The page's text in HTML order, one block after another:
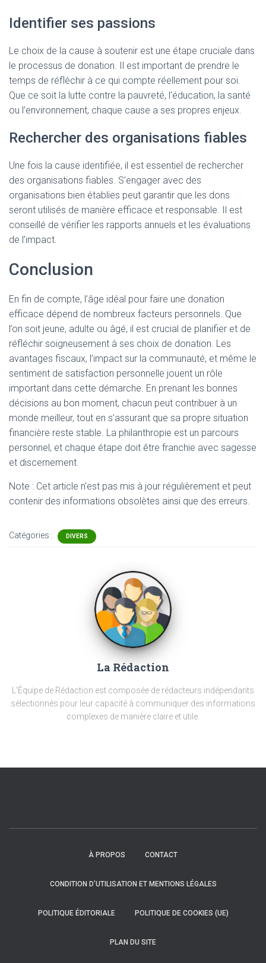
Identifier ses passions
Le choix de la cause à soutenir est une étape cruciale dans
le processus de donation. Il est important de prendre le
temps de réfléchir à ce qui compte réellement pour soi.
Que ce soit la lutte contre la pauvreté, l’éducation, la santé
ou l’environnement, chaque cause a ses propres enjeux.
Rechercher des organisations fiables
Une fois la cause identifiée, il est essentiel de rechercher
des organisations fiables. S’engager avec des
organisations bien établies peut garantir que les dons
seront utilisés de manière efficace et responsable. Il est
conseillé de vérifier les rapports annuels et les évaluations
de l’impact.
Conclusion
En fin de compte, l’âge idéal pour faire une donation
efficace dépend de nombreux facteurs personnels. Que
l’on soit jeune, adulte ou âgé, il est crucial de planifier et de
réfléchir soigneusement à ses choix de donation. Les
avantages fiscaux, l’impact sur la communauté, et même le
sentiment de satisfaction personnelle jouent un rôle
important dans cette démarche. En prenant les bonnes
décisions au bon moment, chacun peut contribuer à un
monde meilleur, tout en s’assurant que sa propre situation
financière reste stable. La philanthropie est un parcours
personnel, et chaque étape doit être franchie avec sagesse
et discernement.
Note : Cet article n'est pas mis à jour régulièrement et peut
contenir des informations obsolètes ainsi que des erreurs.
Catégories : DIVERS
La Rédaction
L'Équipe de Rédaction est composée de rédacteurs indépendants
sélectionnés pour leur capacité à communiquer des informations
complexes de manière claire et utile.
À PROPOS CONTACT
CONDITION D’UTILISATION ET MENTIONS LÉGALES
POLITIQUE ÉDITORIALE POLITIQUE DE COOKIES (UE)
PLAN DU SITE